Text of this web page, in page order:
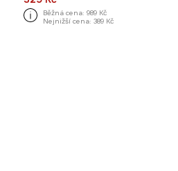
Běžná cena: 989 Kč
Nejnižší cena: 389 Kč